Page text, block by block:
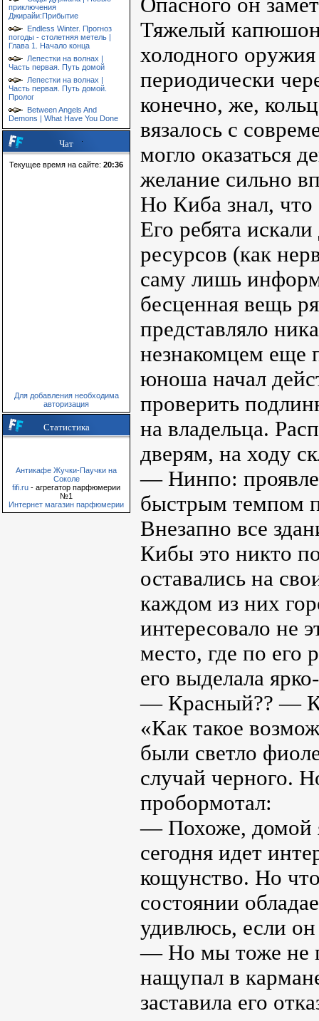
приключения
Джирайи:Прибытие
Endless Winter. Прогноз
погоды - столетняя метель |
Глава 1. Начало конца
Лепестки на волнах |
Часть первая. Путь домой
Лепестки на волнах |
Часть первая. Путь домой.
Пролог
Between Angels And
Demons | What Have You Done
Чат
Текущее время на сайте: 20:36
Для добавления необходима
авторизация
Статистика
Антикафе Жучки-Паучки на
Соколе
fifi.ru - агрегатор парфюмерии
№1
Интернет магазин парфюмерии
Опасного он
Тяжелый капюшон
холодного
периодически
конечно, же,
вязалось с
могло оказаться
желание сильно
Но Киба знал, что
Его ребята
ресурсов (как
саму лишь
бесценная вещь
представляло
незнакомцем еще
юноша начал
проверить
на владельца.
дверям, на ходу
— Нинпо:
быстрым темпом
Внезапно все
Кибы это никто
оставались на
каждом из них
интересовало не
место, где по его
его выделала
— Красный?? —
«Как такое
были светло
случай черного.
пробормотал:
— Похоже, домой
сегодня идет
кощунство. Но
состоянии
удивлюсь, если
— Но мы тоже не
нащупал в
заставила его